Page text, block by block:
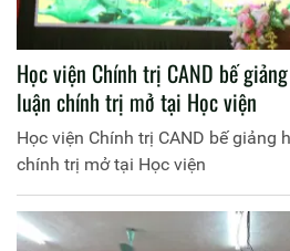
Học viện Chính trị CAND bế
luận chính trị mở tại Học viện
Học viện Chính trị CAND bế giảng
chính trị mở tại Học viện